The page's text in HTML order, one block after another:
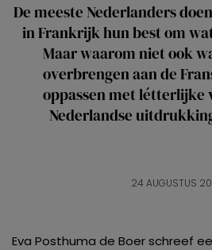
De meeste Nederlanders
in Frankrijk hun best om
Maar waarom niet ook
overbrengen aan de
oppassen met létterlijke
Nederlandse
24 AUGUSTUS
Eva Posthuma de Boer schreef